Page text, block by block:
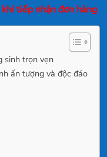
tiếp nhận đơn hàng
sinh trọn vẹn
ấn tượng và độc đáo